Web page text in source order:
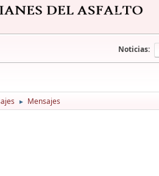
Noticias:
► Mensajes